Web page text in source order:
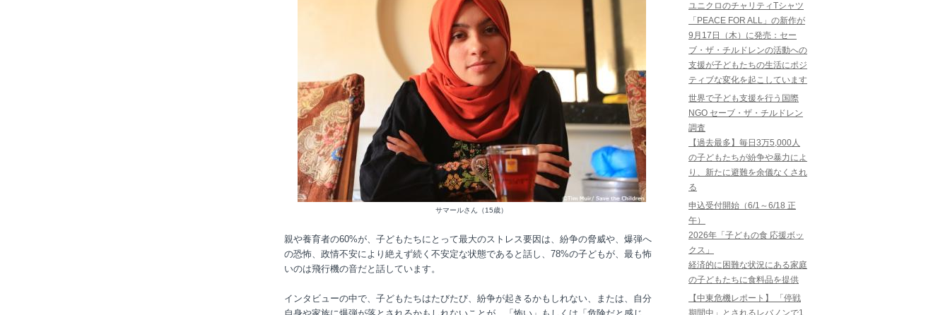
サマールさん（15歳）
親や養育者の60%が、子どもたちにとって最大のストレス要因は、紛争の脅威や、爆弾へ
の恐怖、政情不安により絶えず続く不安定な状態であると話し、78%の子どもが、最も怖
いのは飛行機の音だと話しています。
インタビューの中で、子どもたちはたびたび、紛争が起きるかもしれない、または、自分
ユニクロのチャリティTシャツ
「PEACE FOR ALL」の新作が
9月17日（木）に発売：セー
ブ・ザ・チルドレンの活動への
支援が子どもたちの生活にポジ
ティブな変化を起こしています
世界で子ども支援を行う国際
NGO セーブ・ザ・チルドレン
調査
【過去最多】毎日3万5,000人
の子どもたちが紛争や暴力によ
り、新たに避難を余儀なくされ
る
申込受付開始（6/1～6/18 正
午）
2026年「子どもの食 応援ボッ
クス」
経済的に困難な状況にある家庭
の子どもたちに食料品を提供
【中東危機レポート】 「停戦
期間中」とされるレバノンで1